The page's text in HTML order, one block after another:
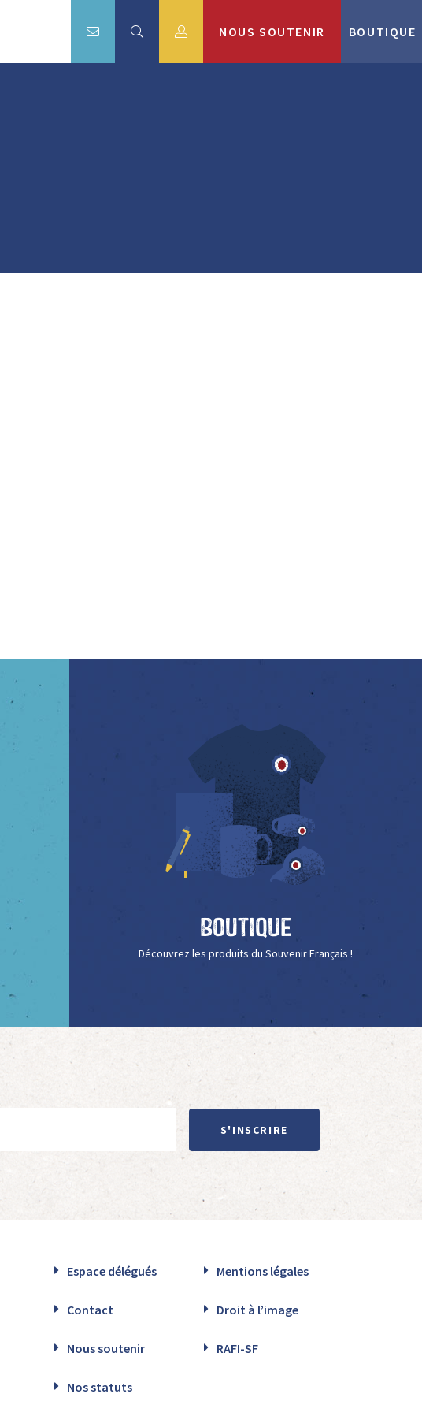
NOUS SOUTENIR BOUTIQUE
Boutique
Découvrez les produits du Souvenir Français !
S'INSCRIRE
Espace délégués Mentions légales
Contact Droit à l’image
Nous soutenir RAFI-SF
Nos statuts